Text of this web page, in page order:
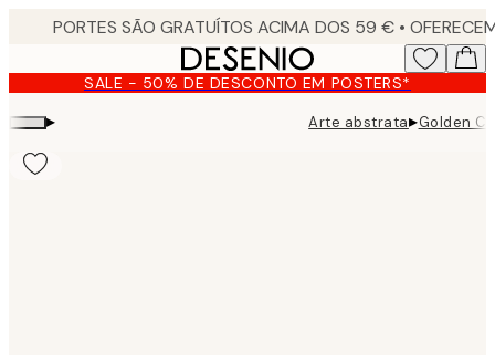
content. SALE - 50% DE DESCONTO EM POSTERS*
▸ Arte abstrata▸Golden